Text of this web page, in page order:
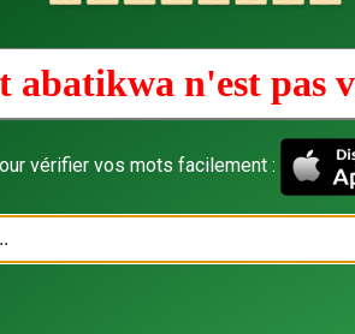
abatikwa n'est pas
vérifier vos mots facilement :